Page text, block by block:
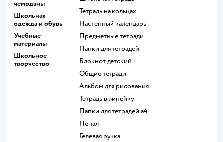
чемоданы
Школьная
одежда и обувь
Учебные
материалы
Школьное
творчество
Тетрадь на кольцах
Настенный календарь
Предметные тетради
Папки для тетрадей
Блокнот детский
Общие тетради
Альбом для рисования
Тетрадь в линейку
Папки для тетрадей а4
Пенал
Гелевая ручка